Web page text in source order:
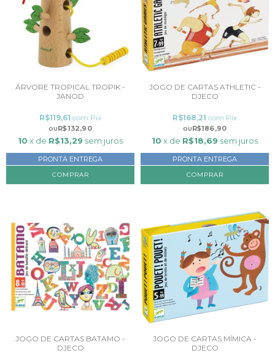
ÁRVORE TROPICAL TROPIK -
JANOD
R$132,90
R$119,61 com Pix
10 x de R$13,29 sem juros
PRONTA ENTREGA
JOGO DE CARTAS ATHLETIC -
DJECO
R$186,90
R$168,21 com Pix
10 x de R$18,69 sem juros
PRONTA ENTREGA
JOGO DE CARTAS BATAMO -
DJECO
JOGO DE CARTAS MÍMICA -
DJECO